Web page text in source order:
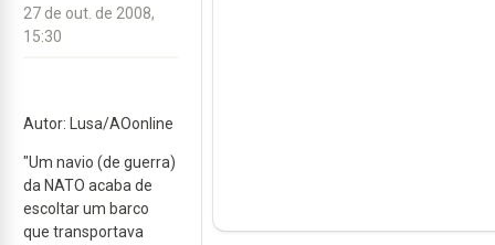
27 de out. de 2008,
15:30
Autor: Lusa/AOonline
"Um navio (de guerra)
da NATO acaba de
escoltar um barco
que transportava